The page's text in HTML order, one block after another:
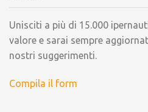
Unisciti a più di 15.000
valore e sarai sempre
nostri suggerimenti.
Compila il form